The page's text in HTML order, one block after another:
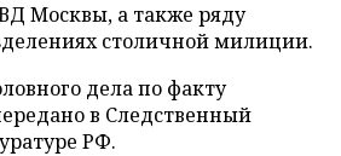
Москвы, а также ряду
столичной милиции.
дела по факту
в Следственный
РФ.